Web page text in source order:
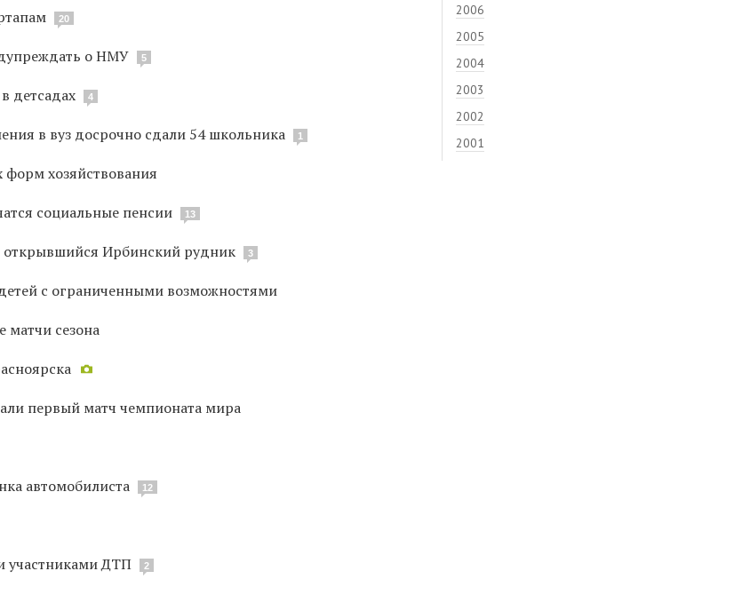
20
о НМУ 5
детсадах 4
в вуз досрочно сдали 54 школьника 1
хозяйствования
социальные пенсии 13
открывшийся Ирбинский рудник 3
с ограниченными возможностями
матчи сезона
первый матч чемпионата мира
автомобилиста 12
участниками ДТП 2
2006
2005
2004
2003
2002
2001